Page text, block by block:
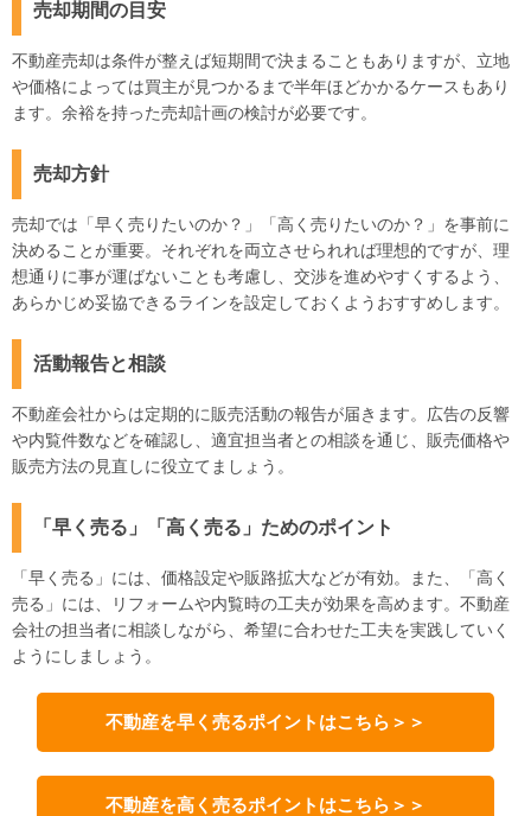
売却期間の目安
不動産売却は条件が整えば短期間で決まることもありますが、立地
や価格によっては買主が見つかるまで半年ほどかかるケースもあり
ます。余裕を持った売却計画の検討が必要です。
売却方針
売却では「早く売りたいのか？」「高く売りたいのか？」を事前に
決めることが重要。それぞれを両立させられれば理想的ですが、理
想通りに事が運ばないことも考慮し、交渉を進めやすくするよう、
あらかじめ妥協できるラインを設定しておくようおすすめします。
活動報告と相談
不動産会社からは定期的に販売活動の報告が届きます。広告の反響
や内覧件数などを確認し、適宜担当者との相談を通じ、販売価格や
販売方法の見直しに役立てましょう。
「早く売る」「高く売る」ためのポイント
「早く売る」には、価格設定や販路拡大などが有効。また、「高く
売る」には、リフォームや内覧時の工夫が効果を高めます。不動産
会社の担当者に相談しながら、希望に合わせた工夫を実践していく
ようにしましょう。
不動産を早く売るポイントはこちら＞＞
不動産を高く売るポイントはこちら＞＞